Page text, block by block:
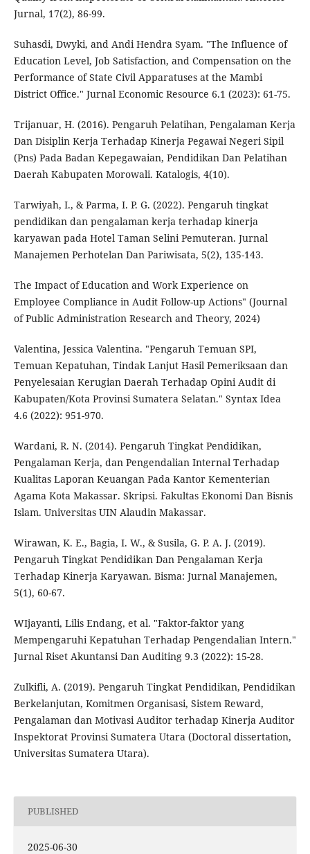
Jurnal, 17(2), 86-99.
Suhasdi, Dwyki, and Andi Hendra Syam. "The Influence of
Education Level, Job Satisfaction, and Compensation on the
Performance of State Civil Apparatuses at the Mambi
District Office." Jurnal Economic Resource 6.1 (2023): 61-75.
Trijanuar, H. (2016). Pengaruh Pelatihan, Pengalaman Kerja
Dan Disiplin Kerja Terhadap Kinerja Pegawai Negeri Sipil
(Pns) Pada Badan Kepegawaian, Pendidikan Dan Pelatihan
Daerah Kabupaten Morowali. Katalogis, 4(10).
Tarwiyah, I., & Parma, I. P. G. (2022). Pengaruh tingkat
pendidikan dan pengalaman kerja terhadap kinerja
karyawan pada Hotel Taman Selini Pemuteran. Jurnal
Manajemen Perhotelan Dan Pariwisata, 5(2), 135-143.
The Impact of Education and Work Experience on
Employee Compliance in Audit Follow-up Actions" (Journal
of Public Administration Research and Theory, 2024)
Valentina, Jessica Valentina. "Pengaruh Temuan SPI,
Temuan Kepatuhan, Tindak Lanjut Hasil Pemeriksaan dan
Penyelesaian Kerugian Daerah Terhadap Opini Audit di
Kabupaten/Kota Provinsi Sumatera Selatan." Syntax Idea
4.6 (2022): 951-970.
Wardani, R. N. (2014). Pengaruh Tingkat Pendidikan,
Pengalaman Kerja, dan Pengendalian Internal Terhadap
Kualitas Laporan Keuangan Pada Kantor Kementerian
Agama Kota Makassar. Skripsi. Fakultas Ekonomi Dan Bisnis
Islam. Universitas UIN Alaudin Makassar.
Wirawan, K. E., Bagia, I. W., & Susila, G. P. A. J. (2019).
Pengaruh Tingkat Pendidikan Dan Pengalaman Kerja
Terhadap Kinerja Karyawan. Bisma: Jurnal Manajemen,
5(1), 60-67.
WIjayanti, Lilis Endang, et al. "Faktor-faktor yang
Mempengaruhi Kepatuhan Terhadap Pengendalian Intern."
Jurnal Riset Akuntansi Dan Auditing 9.3 (2022): 15-28.
Zulkifli, A. (2019). Pengaruh Tingkat Pendidikan, Pendidikan
Berkelanjutan, Komitmen Organisasi, Sistem Reward,
Pengalaman dan Motivasi Auditor terhadap Kinerja Auditor
Inspektorat Provinsi Sumatera Utara (Doctoral dissertation,
Universitas Sumatera Utara).
PUBLISHED
2025-06-30